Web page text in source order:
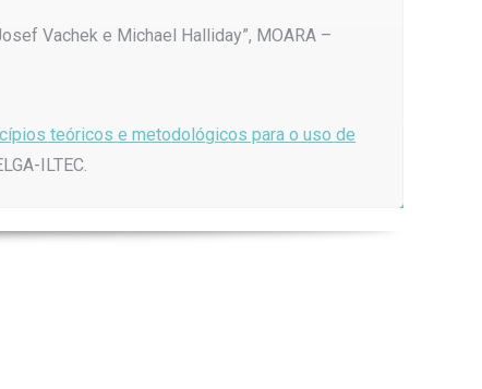
Vachek e Michael Halliday”, MOARA –
teóricos e metodológicos para o uso de
ILTEC.